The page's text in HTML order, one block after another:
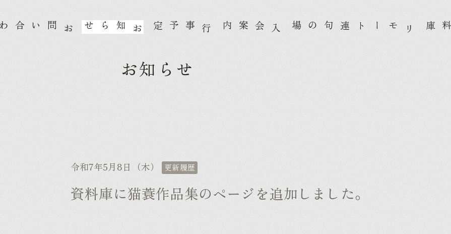
料庫
リ
モート連句の場
入
会案内
行
事予定
お
知らせ
お
お知らせ
令和7年5月8日（木） 更新履歴
資料庫に猫蓑作品集のページを追加しました。